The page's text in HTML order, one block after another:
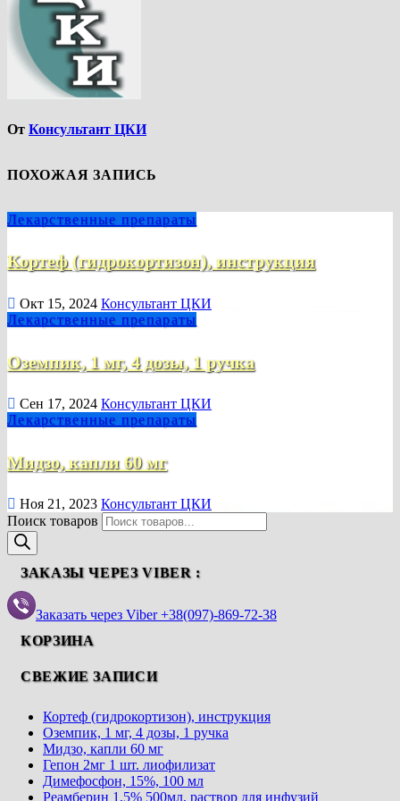
От Консультант ЦКИ
ПОХОЖАЯ ЗАПИСЬ
Лекарственные препараты
Кортеф (гидрокортизон), инструкция
Окт 15, 2024 Консультант ЦКИ
Лекарственные препараты
Оземпик, 1 мг, 4 дозы, 1 ручка
Сен 17, 2024 Консультант ЦКИ
Лекарственные препараты
Мидзо, капли 60 мг
Ноя 21, 2023 Консультант ЦКИ
Поиск товаров
ЗАКАЗЫ ЧЕРЕЗ VIBER :
Заказать через Viber +38(097)-869-72-38
КОРЗИНА
СВЕЖИЕ ЗАПИСИ
Кортеф (гидрокортизон), инструкция
Оземпик, 1 мг, 4 дозы, 1 ручка
Мидзо, капли 60 мг
Гепон 2мг 1 шт. лиофилизат
Димефосфон, 15%, 100 мл
Реамберин 1,5% 500мл, раствор для инфузий